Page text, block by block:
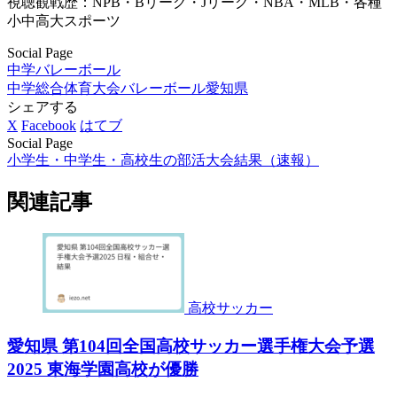
小中高大スポーツ
Social Page
中学バレーボール
中学総合体育大会バレーボール愛知県
シェアする
X Facebook はてブ
Social Page
小学生・中学生・高校生の部活大会結果（速報）
関連記事
高校サッカー
愛知県 第104回全国高校サッカー選手権大会予選
2025 東海学園高校が優勝